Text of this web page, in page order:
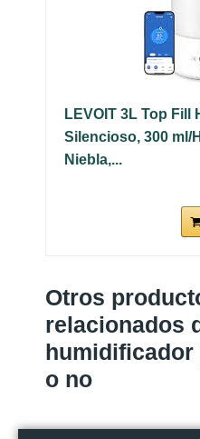
LEVOIT 3L Top Fill
Silencioso, 300 ml/
Niebla,...
Otros
relacionados
humidificador
o no